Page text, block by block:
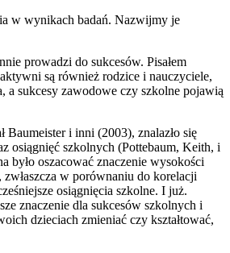
w wynikach badań. Nazwijmy je
prowadzi do sukcesów. Pisałem
są również rodzice i nauczyciele,
a sukcesy zawodowe czy szkolne pojawią
i inni (2003), znalazło się
osiągnięć szkolnych (Pottebaum, Keith, i
było oszacować znaczenie wysokości
w porównaniu do korelacji
osiągnięcia szkolne. I już.
znaczenie dla sukcesów szkolnych i
dzieciach zmieniać czy kształtować,